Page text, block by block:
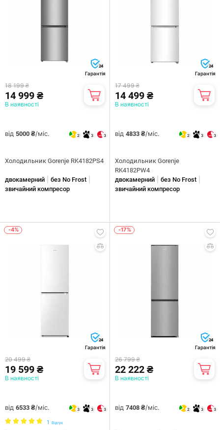
24
Гарантія
18 199 ₴
14 999 ₴
В наявності
від 5000 ₴/міс. 2 3 3
Холодильник Gorenje RK4182PS4
двокамерний без No Frost
звичайний компресор
24
Гарантія
17 499 ₴
14 499 ₴
В наявності
від 4833 ₴/міс. 2 3 3
Холодильник Gorenje
RK4182PW4
двокамерний
без No Frost
звичайний компресор
-4%
24
Гарантія
20 499 ₴
19 599 ₴
В наявності
від 6533 ₴/міс. 3 3 3
1 Відгук
-17%
24
Гарантія
26 799 ₴
22 222 ₴
В наявності
від 7408 ₴/міс. 2 3 3